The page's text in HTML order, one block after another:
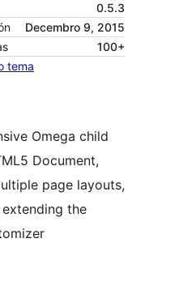
0.5.3
Decembro 9, 2015
100+
tema
Omega child
Document,
page layouts,
the